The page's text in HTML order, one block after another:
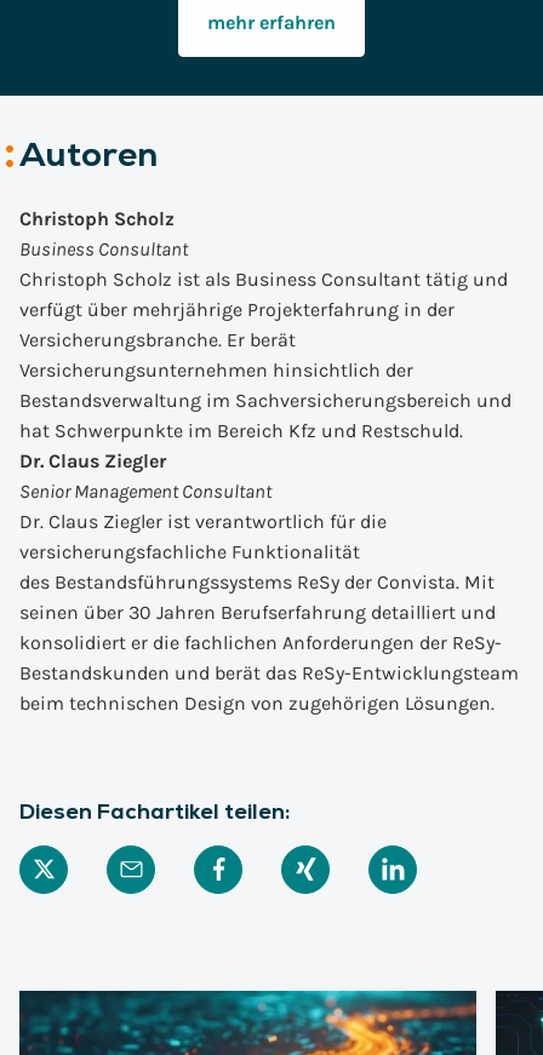
mehr erfahren
Autoren
Christoph Scholz
Business Consultant
Christoph Scholz ist als Business Consultant tätig und
verfügt über mehrjährige Projekterfahrung in der
Versicherungsbranche. Er berät
Versicherungsunternehmen hinsichtlich der
Bestandsverwaltung im Sachversicherungsbereich und
hat Schwerpunkte im Bereich Kfz und Restschuld.
Dr. Claus Ziegler
Senior Management Consultant
Dr. Claus Ziegler ist verantwortlich für die
versicherungsfachliche Funktionalität
des Bestandsführungssystems ReSy der Convista. Mit
seinen über 30 Jahren Berufserfahrung detailliert und
konsolidiert er die fachlichen Anforderungen der ReSy-
Bestandskunden und berät das ReSy-Entwicklungsteam
beim technischen Design von zugehörigen Lösungen.
Diesen Fachartikel teilen: